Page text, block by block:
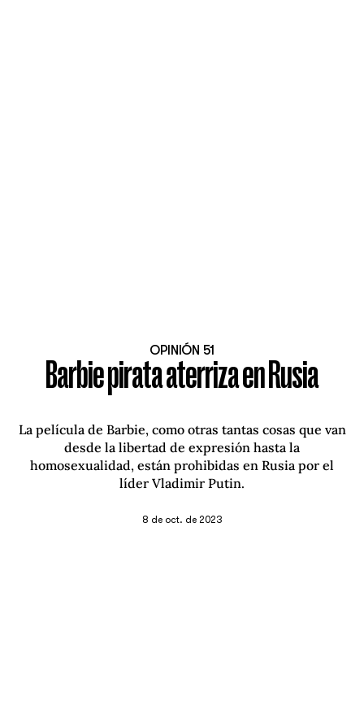
OPINIÓN 51
Barbie pirata aterriza en Rusia
La película de Barbie, como otras tantas cosas que van
desde la libertad de expresión hasta la
homosexualidad, están prohibidas en Rusia por el
líder Vladimir Putin.
8 de oct. de 2023